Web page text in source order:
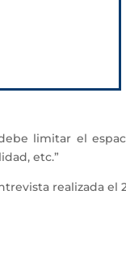
limitar el
etc.”
realizada el